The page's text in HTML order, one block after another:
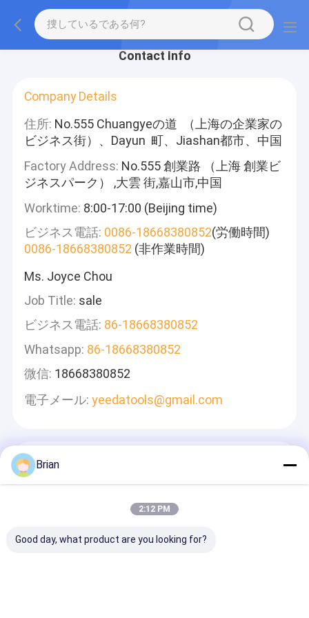
Contact Info
Company Details
住所: No.555 Chuangyeの道 （上海の企業家の
ビジネス街）、Dayun 町、Jiashan都市、中国
Factory Address: No.555 創業路 （上海 創業ビ
ジネスパーク） ,大雲 街,嘉山市,中国
Worktime: 8:00-17:00 (Beijing time)
ビジネス電話: 0086-18668380852(労働時間)
0086-18668380852 (非作業時間)
Ms. Joyce Chou
Job Title: sale
ビジネス電話: 86-18668380852
Whatsapp: 86-18668380852
微信: 18668380852
電子メール: yeedatools@gmail.com
Brian
2:12 PM
Good day, what product are you looking for?